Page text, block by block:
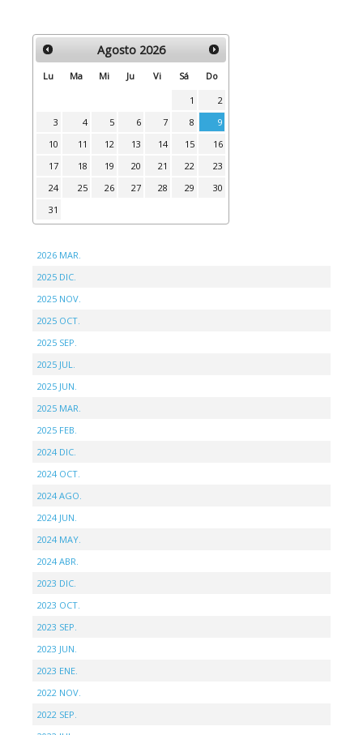
Agosto 2026
Lu Ma Mi Ju Vi Sá Do
1
2
3
4 5 6 7 8
9
10
11 12 13 14 15
16
17
18 19 20 21 22
23
24
25 26 27 28 29
30
31
2026 MAR.
2025 DIC.
2025 NOV.
2025 OCT.
2025 SEP.
2025 JUL.
2025 JUN.
2025 MAR.
2025 FEB.
2024 DIC.
2024 OCT.
2024 AGO.
2024 JUN.
2024 MAY.
2024 ABR.
2023 DIC.
2023 OCT.
2023 SEP.
2023 JUN.
2023 ENE.
2022 NOV.
2022 SEP.